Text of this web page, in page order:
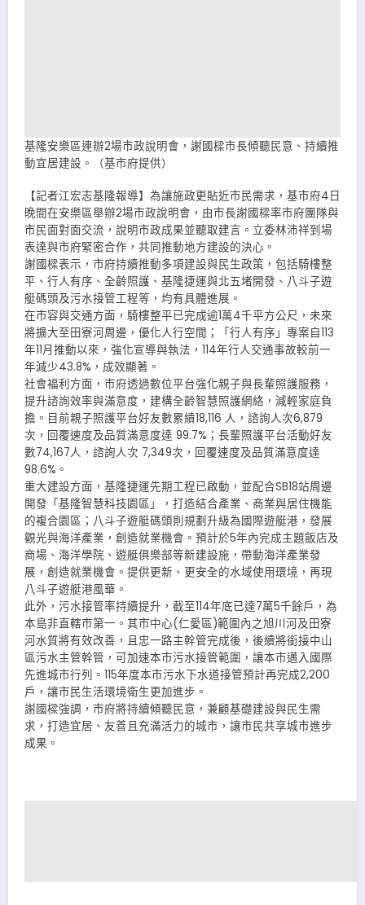
基隆安樂區連辦2場市政說明會，謝國樑市長傾聽民意、持續推
動宜居建設。（基市府提供）
【記者江宏志基隆報導】為讓施政更貼近市民需求，基市府4日
晚間在安樂區舉辦2場市政說明會，由市長謝國樑率市府團隊與
市民面對面交流，說明市政成果並聽取建言。立委林沛祥到場
表達與市府緊密合作，共同推動地方建設的決心。
謝國樑表示，市府持續推動多項建設與民生政策，包括騎樓整
平、行人有序、全齡照護、基隆捷運與北五堵開發、八斗子遊
艇碼頭及污水接管工程等，均有具體進展。
在市容與交通方面，騎樓整平已完成逾1萬4千平方公尺，未來
將擴大至田寮河周邊，優化人行空間；「行人有序」專案自113
年11月推動以來，強化宣導與執法，114年行人交通事故較前一
年減少43.8%，成效顯著。
社會福利方面，市府透過數位平台強化親子與長輩照護服務，
提升諮詢效率與滿意度，建構全齡智慧照護網絡，減輕家庭負
擔。目前親子照護平台好友數累績18,116 人，諮詢人次6,879
次，回覆速度及品質滿意度達 99.7%；長輩照護平台活動好友
數74,167人，諮詢人次 7,349次，回覆速度及品質滿意度達
98.6%。
重大建設方面，基隆捷運先期工程已啟動，並配合SB18站周邊
開發「基隆智慧科技園區」，打造結合產業、商業與居住機能
的複合園區；八斗子遊艇碼頭則規劃升級為國際遊艇港，發展
觀光與海洋產業，創造就業機會。預計於5年內完成主題飯店及
商場、海洋學院、遊艇俱樂部等新建設施，帶動海洋產業發
展，創造就業機會。提供更新、更安全的水域使用環境，再現
八斗子遊艇港風華。
此外，污水接管率持續提升，截至114年底已達7萬5千餘戶，為
本島非直轄市第一。其市中心(仁愛區)範圍內之旭川河及田寮
河水質將有效改善，且忠一路主幹管完成後，後續將銜接中山
區污水主管幹管，可加速本市污水接管範圍，讓本市邁入國際
先進城市行列。115年度本市污水下水道接管預計再完成2,200
戶，讓市民生活環境衛生更加進步。
謝國樑強調，市府將持續傾聽民意，兼顧基礎建設與民生需
求，打造宜居、友善且充滿活力的城市，讓市民共享城市進步
成果。